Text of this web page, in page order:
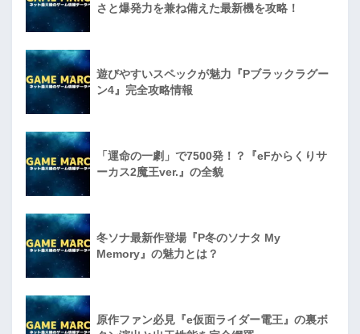
さと爆発力を兼ね備えた最新機を攻略！
遊びやすいスペックが魅力『Pブラックラグー
ン4』完全攻略情報
「運命の一劇」で7500発！？『eFからくりサ
ーカス2魔王ver.』の全貌
冬ソナ最新作登場『P冬のソナタ My
Memory』の魅力とは？
原作ファン必見『e仮面ライダー電王』の裏ボ